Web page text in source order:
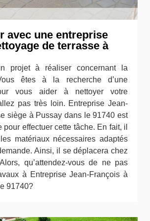
avec une entreprise
de terrasse à
projet à réaliser concernant la
êtes à la recherche d’une
vous aider à nettoyer votre
pas très loin. Entreprise Jean-
siège à Pussay dans le 91740 est
pour effectuer cette tâche. En fait, il
matériaux nécessaires adaptés
Ainsi, il se déplacera chez
qu’attendez-vous de ne pas
à Entreprise Jean-François à
91740?